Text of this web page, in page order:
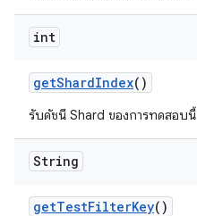
int
getShardIndex()
รับดัชนี Shard ของการทดสอบนี้
String
getTestFilterKey()